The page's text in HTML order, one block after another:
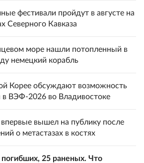
фестивали пройдут в августе на
Северного Кавказа
море нашли потопленный в
немецкий корабль
Корее обсуждают возможность
в ВЭФ-2026 во Владивостоке
впервые вышел на публику после
о метастазах в костях
погибших, 25 раненых. Что